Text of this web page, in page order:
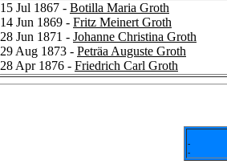
15 Jul 1867 - Botilla Maria Groth
14 Jun 1869 - Fritz Meinert Groth
28 Jun 1871 - Johanne Christina Groth
29 Aug 1873 - Peträa Auguste Groth
28 Apr 1876 - Friedrich Carl Groth
-
-